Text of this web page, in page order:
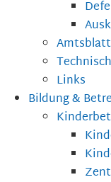
Amtsblatt
Links
Bildung &